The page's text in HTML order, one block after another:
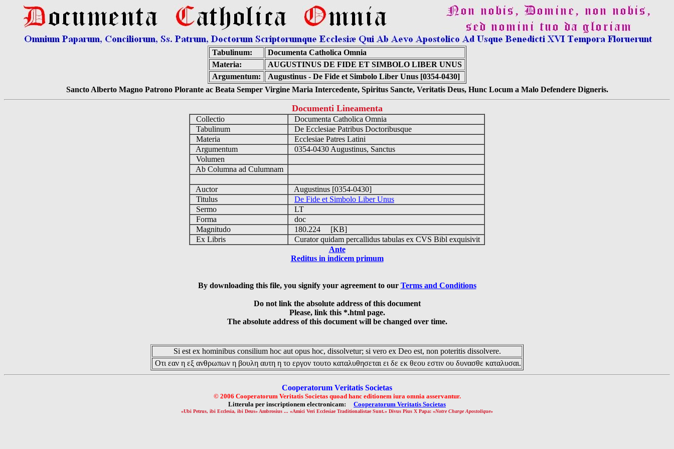
Tabulinum:
Documenta Catholica Omnia
Materia:
AUGUSTINUS DE FIDE ET SIMBOLO LIBER UNUS
Argumentum:
Augustinus - De Fide et Simbolo Liber Unus [0354-0430]
Sancto Alberto Magno Patrono Plorante ac Beata Semper Virgine Maria Intercedente, Spiritus Sancte, Veritatis Deus, Hunc Locum a Malo Defendere Digneris.
Documenti Lineamenta
Collectio
Documenta Catholica Omnia
Tabulinum
De Ecclesiae Patribus Doctoribusque
Materia
Ecclesiae Patres Latini
Argumentum
0354-0430 Augustinus, Sanctus
Volumen
Ab Columna ad Culumnam
Auctor
Augustinus [0354-0430]
Titulus
De Fide et Simbolo Liber Unus
Sermo
LT
Forma
doc
Magnitudo
180.224 [KB]
Ex Libris
Curator quidam percallidus tabulas ex CVS Bibl exquisivit
Ante
Reditus in indicem primum
By downloading this file, you signify your agreement to our Terms and Conditions
Do not link the absolute address of this document
Please, link this *.html page.
The absolute address of this document will be changed over time.
Si est ex hominibus consilium hoc aut opus hoc, dissolvetur; si vero ex Deo est, non poteritis dissolvere.
Οτι εαν η εξ ανθρωπων η βουλη αυτη η το εργον τουτο καταλυθησεται ει δε εκ θεου εστιν ου δυνασθε καταλυσαι.
Cooperatorum Veritatis Societas
© 2006 Cooperatorum Veritatis Societas quoad hanc editionem iura omnia asservantur.
Litterula per inscriptionem electronicam: Cooperatorum Veritatis Societas
«Ubi Petrus, ibi Ecclesia, ibi Deus» Ambrosius ... «Amici Veri Ecclesiae Traditionalistae Sunt.» Divus Pius X Papa: «Notre Charge Apostolique»